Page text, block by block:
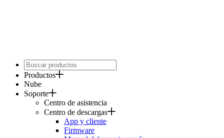
Productos
Nube
Soporte
Centro de asistencia
Centro de descargas
App y cliente
Firmware